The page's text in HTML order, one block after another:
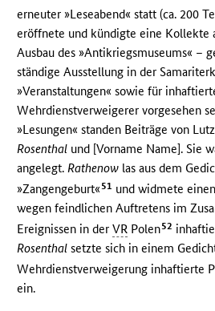
erneuter »Leseabend« statt (ca. 200
eröffnete und kündigte eine Kollekte
Ausbau des »Antikriegsmuseums« –
ständige Ausstellung in der
»Veranstaltungen« sowie für
Wehrdienstverweigerer vorgesehen
»Lesungen« standen Beiträge von
Rosenthal und [Vorname Name]. Sie
angelegt.Rathenow las aus dem
»Zangengeburt«51 und widmete
wegen feindlichen Auftretens im
Ereignissen in derVR Polen52
Rosenthal setzte sich in einem
Wehrdienstverweigerung inhaftierte
ein.